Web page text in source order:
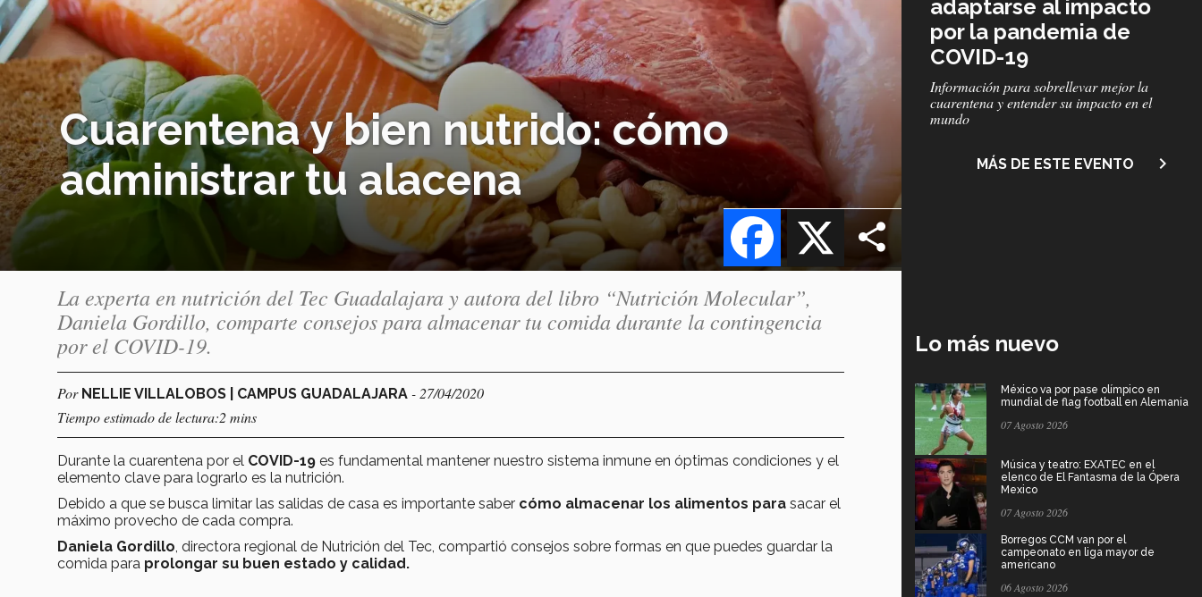
Cuarentena y bien nutrido: cómo
administrar tu alacena
X
Facebook
adaptarse al impacto
por la pandemia de
COVID-19
Subtítulo
Información para sobrellevar mejor la
cuarentena y entender su impacto en el
mundo
MÁS DE ESTE EVENTO navigate_next
La experta en nutrición del Tec Guadalajara y autora del libro “Nutrición Molecular”,
Daniela Gordillo, comparte consejos para almacenar tu comida durante la contingencia
por el COVID-19.
Por NELLIE VILLALOBOS | CAMPUS GUADALAJARA - 27/04/2020
Tiempo estimado de lectura:2 mins
Durante la cuarentena por el COVID-19 es fundamental mantener nuestro sistema inmune en óptimas condiciones y el
elemento clave para lograrlo es la nutrición.
Debido a que se busca limitar las salidas de casa es importante saber cómo almacenar los alimentos para sacar el
máximo provecho de cada compra.
Daniela Gordillo, directora regional de Nutrición del Tec, compartió consejos sobre formas en que puedes guardar la
comida para prolongar su buen estado y calidad.
Lo más nuevo
México va por pase olímpico en
mundial de flag football en Alemania
07 Agosto 2026
Música y teatro: EXATEC en el
elenco de El Fantasma de la Ópera
Mexico
07 Agosto 2026
Borregos CCM van por el
campeonato en liga mayor de
americano
06 Agosto 2026